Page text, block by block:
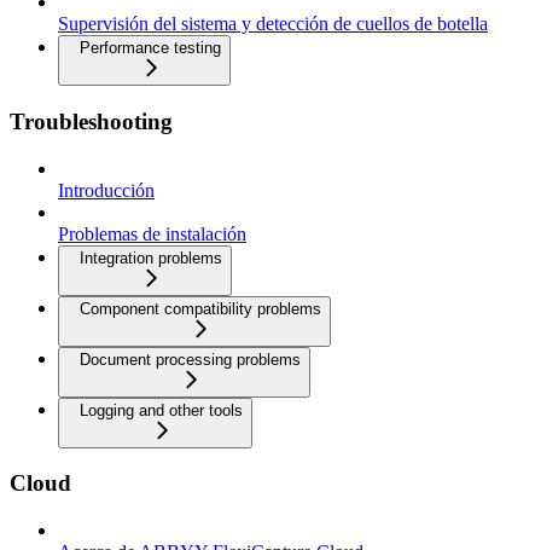
Supervisión del sistema y detección de cuellos de botella
Performance testing
Troubleshooting
Introducción
Problemas de instalación
Integration problems
Component compatibility problems
Document processing problems
Logging and other tools
Cloud